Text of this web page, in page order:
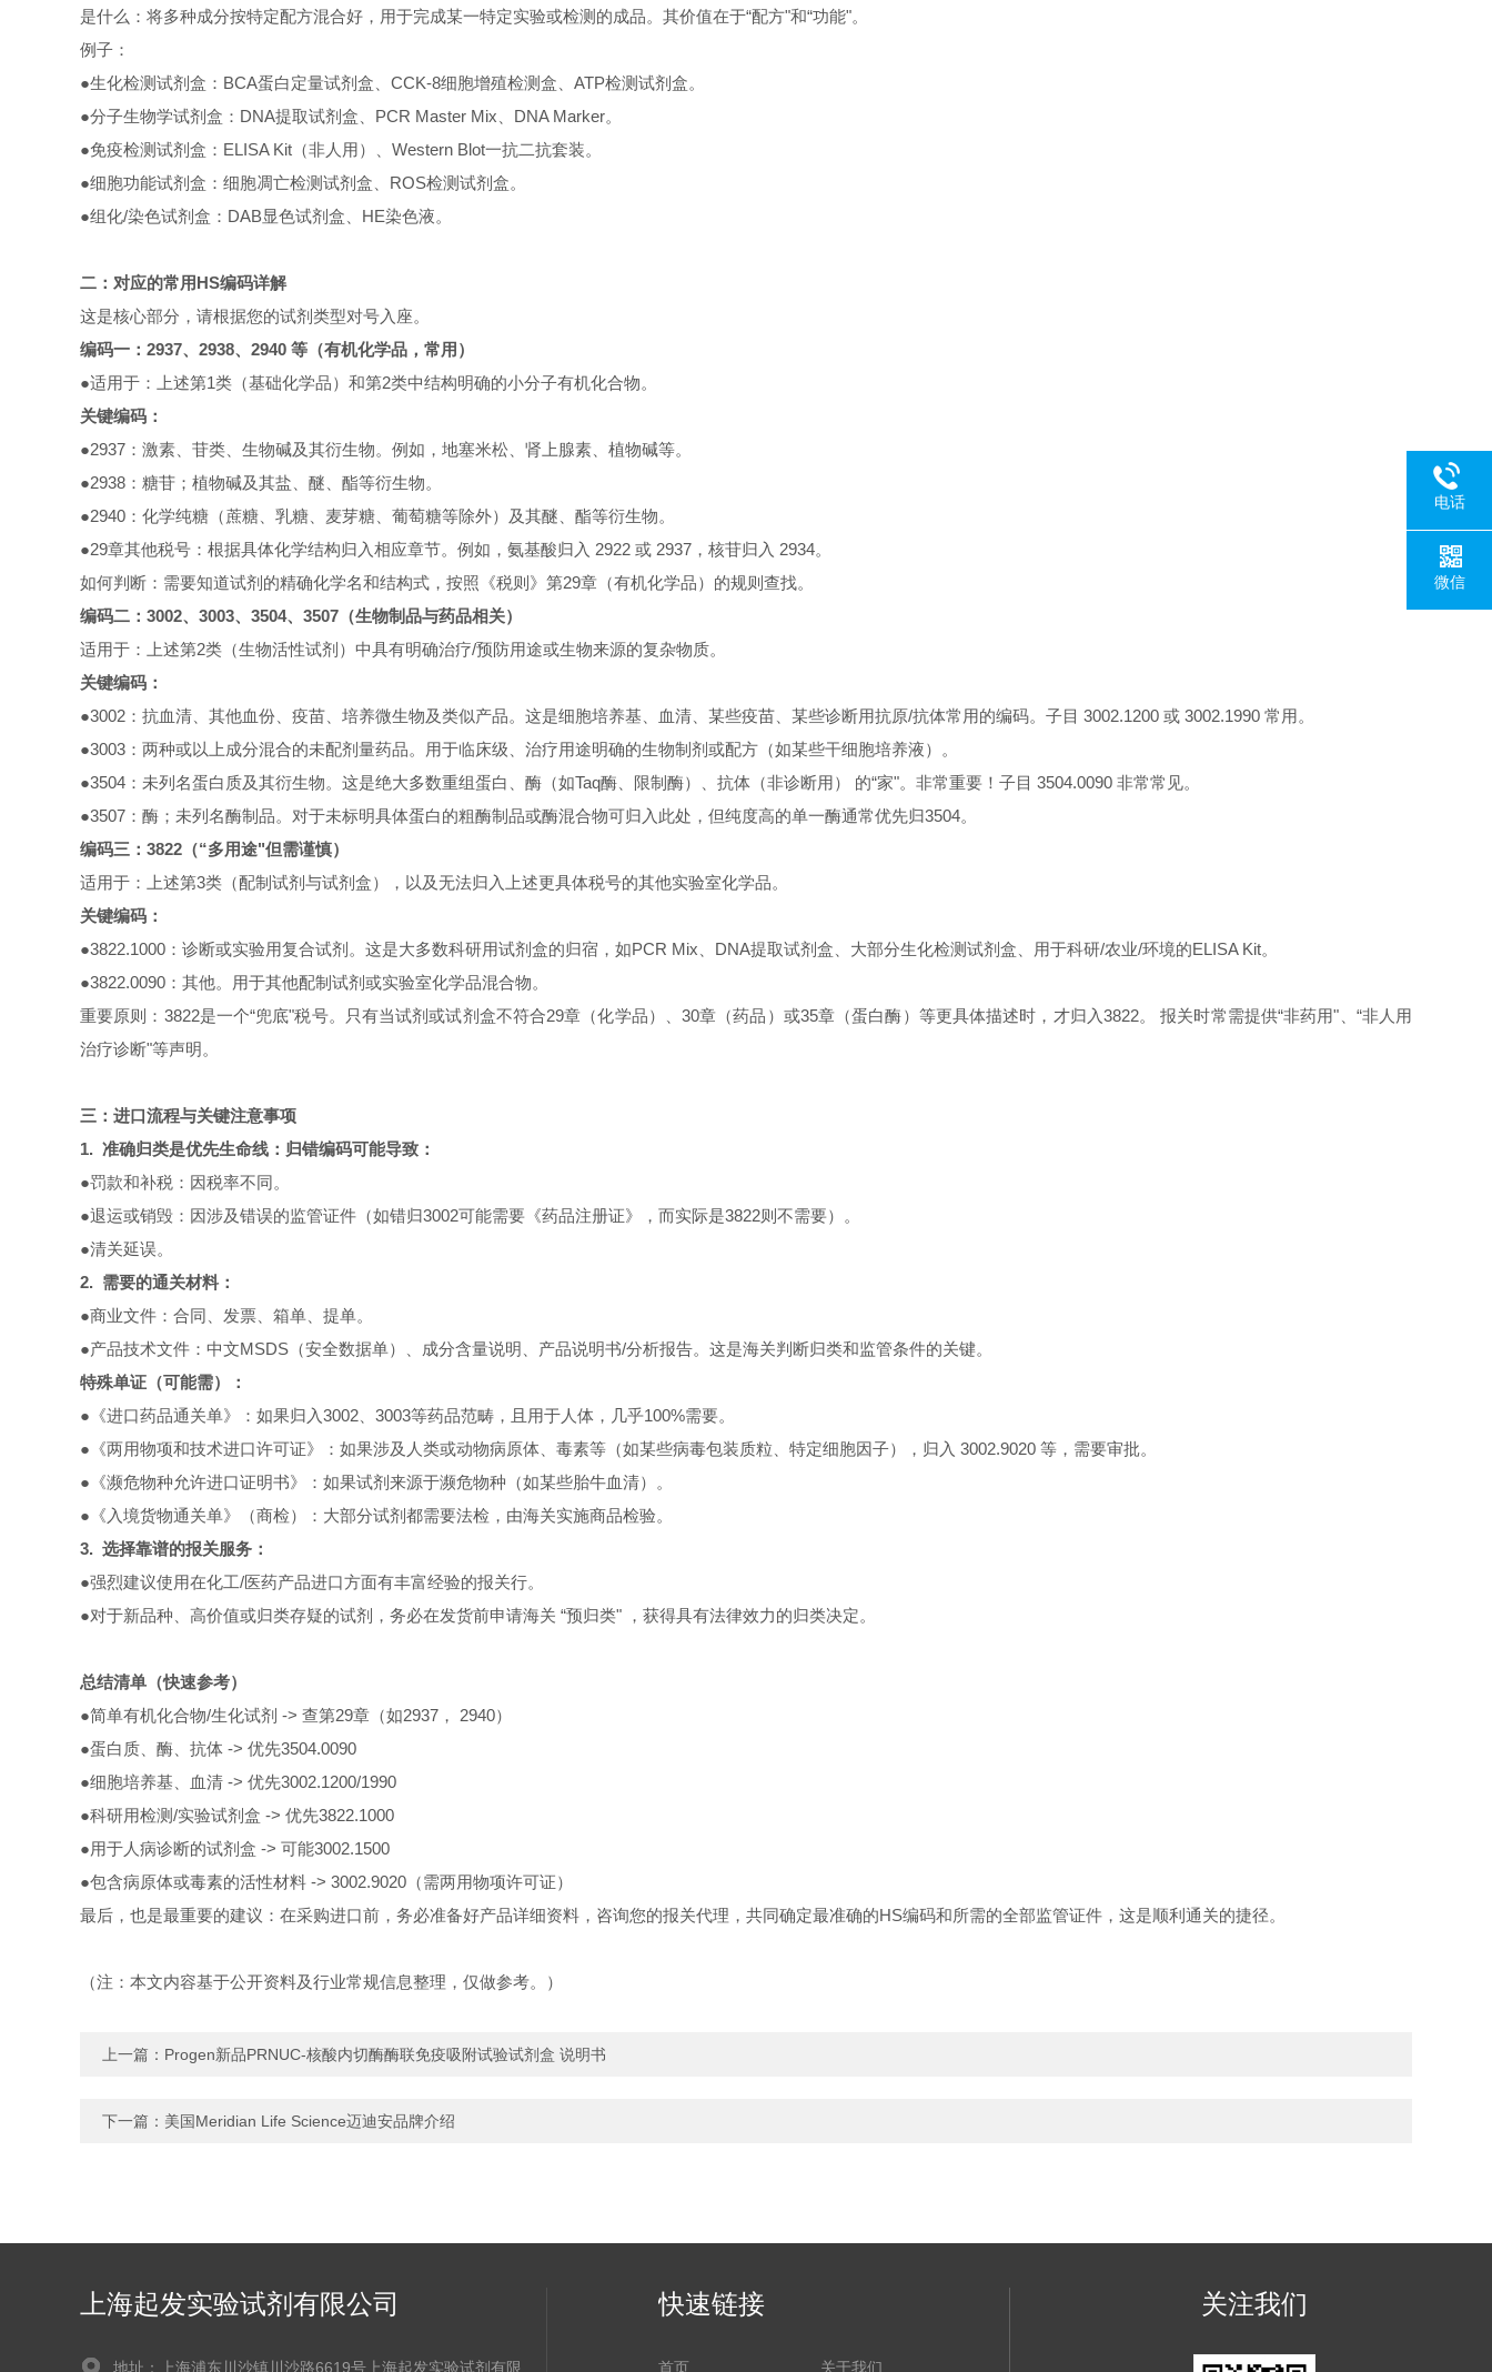
是什么：将多种成分按特定配方混合好，用于完成某一特定实验或检测的成品。其价值在于“配方"和“功能"。
例子：
●生化检测试剂盒：BCA蛋白定量试剂盒、CCK-8细胞增殖检测盒、ATP检测试剂盒。
●分子生物学试剂盒：DNA提取试剂盒、PCR Master Mix、DNA Marker。
●免疫检测试剂盒：ELISA Kit（非人用）、Western Blot一抗二抗套装。
●细胞功能试剂盒：细胞凋亡检测试剂盒、ROS检测试剂盒。
●组化/染色试剂盒：DAB显色试剂盒、HE染色液。
二：对应的常用HS编码详解
这是核心部分，请根据您的试剂类型对号入座。
编码一：2937、2938、2940 等（有机化学品，常用）
●适用于：上述第1类（基础化学品）和第2类中结构明确的小分子有机化合物。
关键编码：
●2937：激素、苷类、生物碱及其衍生物。例如，地塞米松、肾上腺素、植物碱等。
●2938：糖苷；植物碱及其盐、醚、酯等衍生物。
●2940：化学纯糖（蔗糖、乳糖、麦芽糖、葡萄糖等除外）及其醚、酯等衍生物。
●29章其他税号：根据具体化学结构归入相应章节。例如，氨基酸归入 2922 或 2937，核苷归入 2934。
如何判断：需要知道试剂的精确化学名和结构式，按照《税则》第29章（有机化学品）的规则查找。
编码二：3002、3003、3504、3507（生物制品与药品相关）
适用于：上述第2类（生物活性试剂）中具有明确治疗/预防用途或生物来源的复杂物质。
关键编码：
●3002：抗血清、其他血份、疫苗、培养微生物及类似产品。这是细胞培养基、血清、某些疫苗、某些诊断用抗原/抗体常用的编码。子目 3002.1200 或 3002.1990 常用。
●3003：两种或以上成分混合的未配剂量药品。用于临床级、治疗用途明确的生物制剂或配方（如某些干细胞培养液）。
●3504：未列名蛋白质及其衍生物。这是绝大多数重组蛋白、酶（如Taq酶、限制酶）、抗体（非诊断用） 的“家"。非常重要！子目 3504.0090 非常常见。
●3507：酶；未列名酶制品。对于未标明具体蛋白的粗酶制品或酶混合物可归入此处，但纯度高的单一酶通常优先归3504。
编码三：3822（“多用途"但需谨慎）
适用于：上述第3类（配制试剂与试剂盒），以及无法归入上述更具体税号的其他实验室化学品。
关键编码：
●3822.1000：诊断或实验用复合试剂。这是大多数科研用试剂盒的归宿，如PCR Mix、DNA提取试剂盒、大部分生化检测试剂盒、用于科研/农业/环境的ELISA Kit。
●3822.0090：其他。用于其他配制试剂或实验室化学品混合物。
重要原则：3822是一个“兜底"税号。只有当试剂或试剂盒不符合29章（化学品）、30章（药品）或35章（蛋白酶）等更具体描述时，才归入3822。 报关时常需提供“非药用"、“非人用
治疗诊断"等声明。
三：进口流程与关键注意事项
1. 准确归类是优先生命线：归错编码可能导致：
●罚款和补税：因税率不同。
●退运或销毁：因涉及错误的监管证件（如错归3002可能需要《药品注册证》，而实际是3822则不需要）。
●清关延误。
2. 需要的通关材料：
●商业文件：合同、发票、箱单、提单。
●产品技术文件：中文MSDS（安全数据单）、成分含量说明、产品说明书/分析报告。这是海关判断归类和监管条件的关键。
特殊单证（可能需）：
●《进口药品通关单》：如果归入3002、3003等药品范畴，且用于人体，几乎100%需要。
●《两用物项和技术进口许可证》：如果涉及人类或动物病原体、毒素等（如某些病毒包装质粒、特定细胞因子），归入 3002.9020 等，需要审批。
●《濒危物种允许进口证明书》：如果试剂来源于濒危物种（如某些胎牛血清）。
●《入境货物通关单》（商检）：大部分试剂都需要法检，由海关实施商品检验。
3. 选择靠谱的报关服务：
●强烈建议使用在化工/医药产品进口方面有丰富经验的报关行。
●对于新品种、高价值或归类存疑的试剂，务必在发货前申请海关 “预归类" ，获得具有法律效力的归类决定。
总结清单（快速参考）
●简单有机化合物/生化试剂 -> 查第29章（如2937， 2940）
●蛋白质、酶、抗体 -> 优先3504.0090
●细胞培养基、血清 -> 优先3002.1200/1990
●科研用检测/实验试剂盒 -> 优先3822.1000
●用于人病诊断的试剂盒 -> 可能3002.1500
●包含病原体或毒素的活性材料 -> 3002.9020（需两用物项许可证）
最后，也是最重要的建议：在采购进口前，务必准备好产品详细资料，咨询您的报关代理，共同确定最准确的HS编码和所需的全部监管证件，这是顺利通关的捷径。
（注：本文内容基于公开资料及行业常规信息整理，仅做参考。）
上一篇： Progen新品PRNUC-核酸内切酶酶联免疫吸附试验试剂盒 说明书
下一篇： ​美国Meridian Life Science迈迪安品牌介绍
上海起发实验试剂有限公司
地址：上海浦东川沙镇川沙路6619号上海起发实验试剂有限
快速链接
首页 关于我们
关注我们
电话
微信